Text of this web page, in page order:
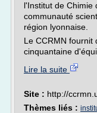
l'Institut de Chimie
communauté
région lyonnaise.
Le CCRMN fournit
cinquantaine
Lire la suite
Site : http://
Thèmes liés :